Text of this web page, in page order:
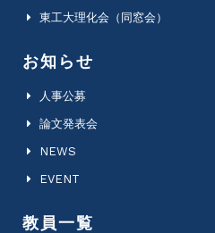
東工大理化会（同窓会）
お知らせ
人事公募
論文発表会
NEWS
EVENT
教員一覧